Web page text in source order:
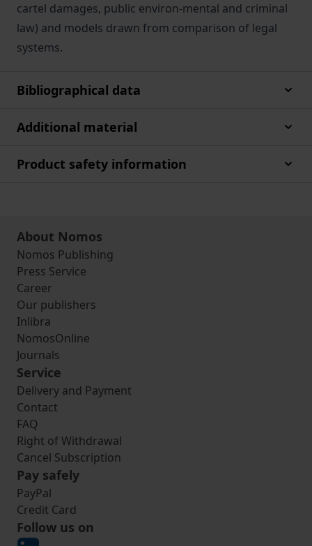
cartel damages, public environ-mental and criminal
law) and models drawn from comparison of legal
systems.
Bibliographical data
Additional material
Product safety information
About Nomos
Nomos Publishing
Press Service
Career
Our publishers
Inlibra
NomosOnline
Journals
Service
Delivery and Payment
Contact
FAQ
Right of Withdrawal
Cancel Subscription
Pay safely
PayPal
Credit Card
Follow us on